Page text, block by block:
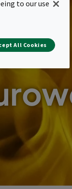
to our use
All Cookies